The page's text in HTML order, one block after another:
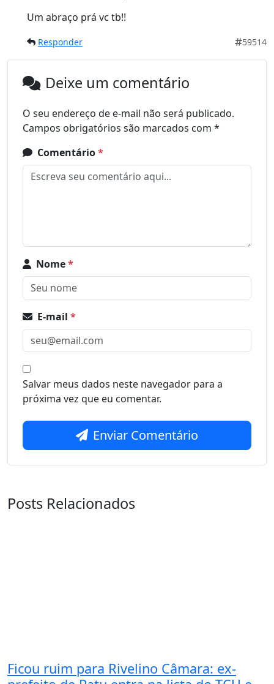
Um abraço prá vc tb!!
Responder 59514
Deixe um comentário
O seu endereço de e-mail não será publicado.
Campos obrigatórios são marcados com *
Comentário*
Nome*
E-mail *
Salvar meus dados neste navegador para a
próxima vez que eu comentar.
Enviar Comentário
Posts Relacionados
Ficou ruim para Rivelino Câmara: ex-